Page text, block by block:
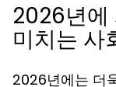
2026년에
미치는 사
2026년에는 더